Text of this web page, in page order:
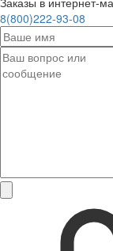
8(800)222-93-08